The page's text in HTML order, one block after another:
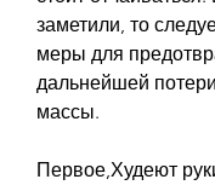
заметили, то
меры для
дальнейшей
массы.
Первое,Худеют